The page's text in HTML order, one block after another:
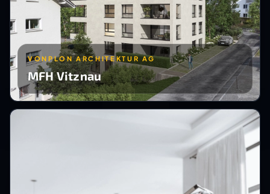
VONPLON ARCHITEKTUR AG
MFH Vitznau